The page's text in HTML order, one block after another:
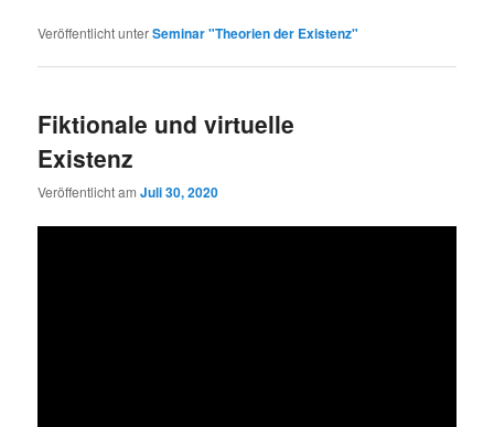
Veröffentlicht unterSeminar "Theorien der Existenz"
Fiktionale und virtuelle
Existenz
Veröffentlicht amJuli 30, 2020